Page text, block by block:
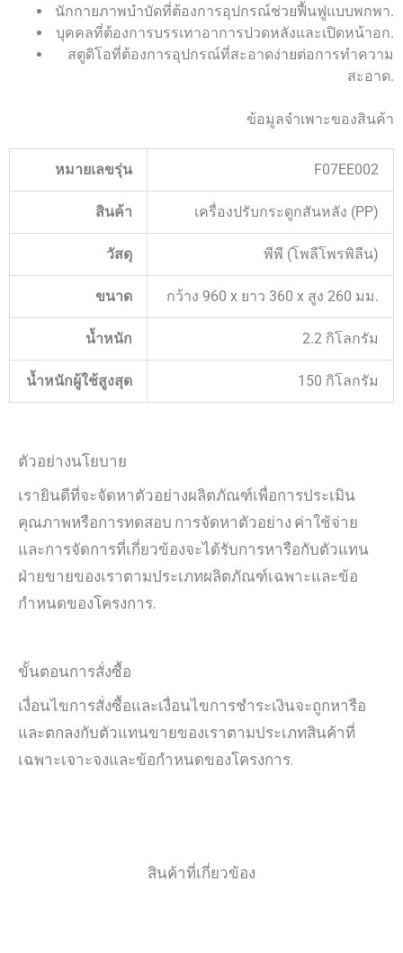
นักกายภาพบำบัดที่ต้องการอุปกรณ์ช่วยฟื้นฟูแบบพกพา.
บุคคลที่ต้องการบรรเทาอาการปวดหลังและเปิดหน้าอก.
สตูดิโอที่ต้องการอุปกรณ์ที่สะอาดง่ายต่อการทำความ
สะอาด.
ข้อมูลจำเพาะของสินค้า
หมายเลขรุ่น F07EE002
สินค้า เครื่องปรับกระดูกสันหลัง (PP)
วัสดุ พีพี (โพลีโพรพิลีน)
ขนาด กว้าง 960 x ยาว 360 x สูง 260 มม.
น้ำหนัก 2.2 กิโลกรัม
น้ำหนักผู้ใช้สูงสุด 150 กิโลกรัม
ตัวอย่างนโยบาย
เรายินดีที่จะจัดหาตัวอย่างผลิตภัณฑ์เพื่อการประเมิน
คุณภาพหรือการทดสอบ การจัดหาตัวอย่าง ค่าใช้จ่าย
และการจัดการที่เกี่ยวข้องจะได้รับการหารือกับตัวแทน
ฝ่ายขายของเราตามประเภทผลิตภัณฑ์เฉพาะและข้อ
กำหนดของโครงการ.
ขั้นตอนการสั่งซื้อ
เงื่อนไขการสั่งซื้อและเงื่อนไขการชำระเงินจะถูกหารือ
และตกลงกับตัวแทนขายของเราตามประเภทสินค้าที่
เฉพาะเจาะจงและข้อกำหนดของโครงการ.
สินค้าที่เกี่ยวข้อง